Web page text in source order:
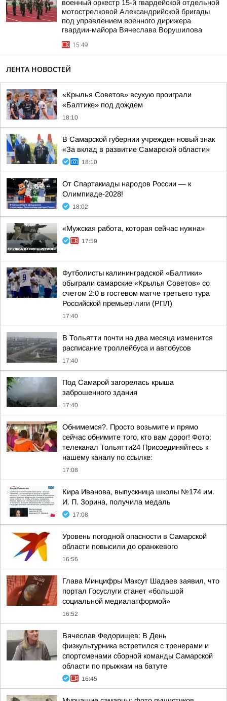
военный оркестр 15-й гвардейской отдельной
мотострелковой Александрийской бригады
под управлением военного дирижера
гвардии-майора Вячеслава Ворушилова
15:49
ЛЕНТА НОВОСТЕЙ
«Крылья Советов» всухую проиграли
«Балтике» под дождем
18:10
В Самарской губернии учрежден новый знак
«За вклад в развитие Самарской области»
18:10
От Спартакиады народов России — к
Олимпиаде-2028!
18:02
«Мужская работа, которая сейчас нужна»
17:59
Футболисты калининградской «Балтики»
обыграли самарские «Крылья Советов» со
счетом 2:0 в гостевом матче третьего тура
Российской премьер-лиги (РПЛ)
17:40
В Тольятти почти на два месяца изменится
расписание троллейбуса и автобусов
17:40
Под Самарой загорелась крыша
заброшенного здания
17:40
Обнимемся?. Просто возьмите и прямо
сейчас обнимите того, кто вам дорог! Фото:
телеканал Тольятти24 Присоединяйтесь к
нашему каналу по ссылке:
17:08
Кира Иванова, выпускница школы №174 им.
И. П. Зорина, получила медаль
17:08
Уровень погодной опасности в Самарской
области повысили до оранжевого
16:56
Глава Минцифры Максут Шадаев заявил, что
портал Госуслуги станет «большой
социальной медиалатформой»
16:52
Вячеслав Федорищев: В День
физкультурника встретился с тренерами и
спортсменами сборной команды Самарской
области по прыжкам на батуте
16:45